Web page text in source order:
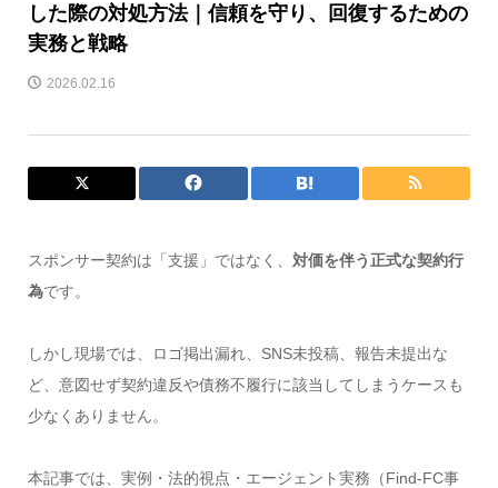
した際の対処方法｜信頼を守り、回復するための
実務と戦略
2026.02.16
スポンサー契約は「支援」ではなく、 対価を伴う正式な契約行
為です。
しかし現場では、ロゴ掲出漏れ、SNS未投稿、報告未提出な
ど、意図せず契約違反や債務不履行に該当してしまうケースも
少なくありません。
本記事では、実例・法的視点・エージェント実務（Find-FC事